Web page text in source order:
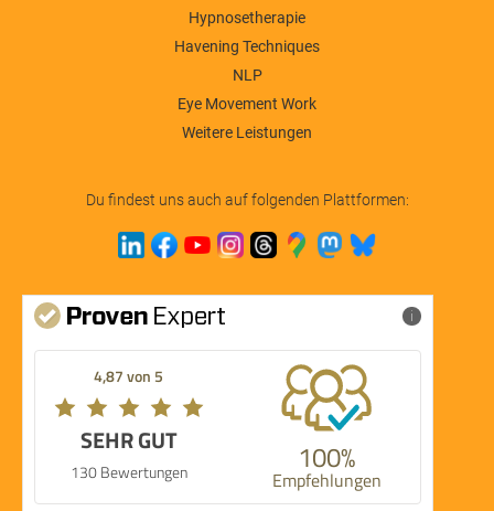
Hypnosetherapie
Havening Techniques
NLP
Eye Movement Work
Weitere Leistungen
Du findest uns auch auf folgenden Plattformen:
4,87 von 5
SEHR GUT
130 Bewertungen 100%
Empfehlungen